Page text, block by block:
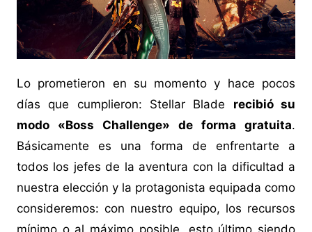
Lo prometieron en su momento y hace pocos
días que cumplieron: Stellar Blade recibió su
modo «Boss Challenge» de forma gratuita.
Básicamente es una forma de enfrentarte a
todos los jefes de la aventura con la dificultad a
nuestra elección y la protagonista equipada como
consideremos: con nuestro equipo, los recursos